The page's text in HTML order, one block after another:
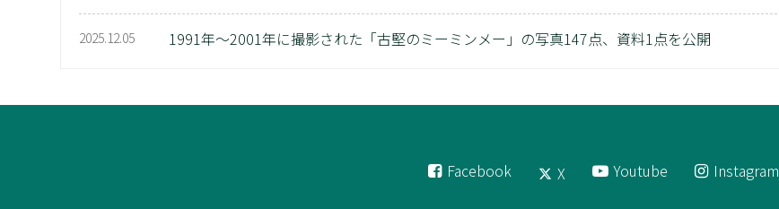
2025.12.05 1991年～2001年に撮影された「古堅のミーミンメー」の写真147点、資料1点を公開
Facebook X Youtube Instagram